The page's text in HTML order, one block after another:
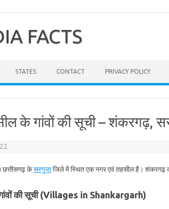
FACTS
STATES CONTACT PRIVACY POLICY
के गांवों की सूची – शंकरगढ़,
केसरगुजाजिले में स्थित एक नगर एवं तहसील है। शंकरगढ़
की सूची (Villages in Shankargarh)